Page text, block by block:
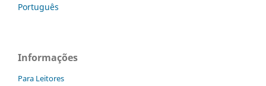
Português
Informações
Para Leitores